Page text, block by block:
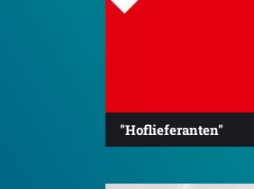
"Hoflieferanten"